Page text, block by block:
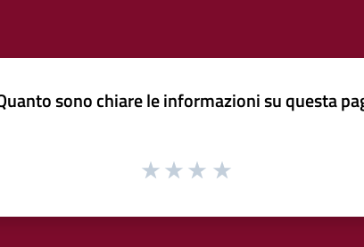
sono chiare le informazioni su questa